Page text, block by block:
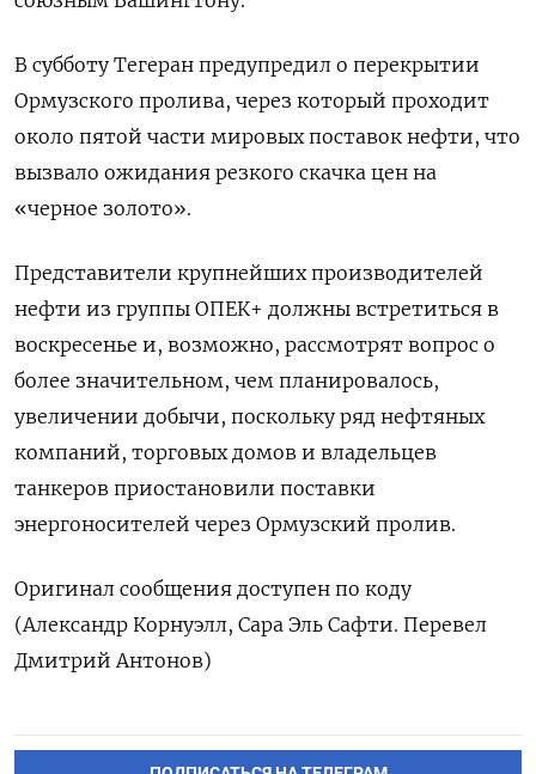
В субботу Тегеран предупредил ⁠о перекрытии
Ормузского пролива, через который проходит
около пятой части мировых поставок нефти, что
вызвало ожидания резкого скачка цен на
«черное ‌золото».
Представители крупнейших производителей
нефти из группы ОПЕК+ должны встретиться в
воскресенье и, возможно, ‌рассмотрят вопрос о
более значительном, чем планировалось,
увеличении добычи, поскольку ряд нефтяных
компаний, торговых домов ​и владельцев
танкеров приостановили поставки
энергоносителей через Ормузский пролив.
Оригинал сообщения доступен по ‌коду
(Александр Корнуэлл, Сара Эль Сафти. Перевел
Дмитрий Антонов)